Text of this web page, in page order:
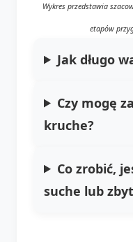
Wykres przedstawia
etapów
Jak długo
Czy mogę
kruche?
Co zrobić,
suche lub